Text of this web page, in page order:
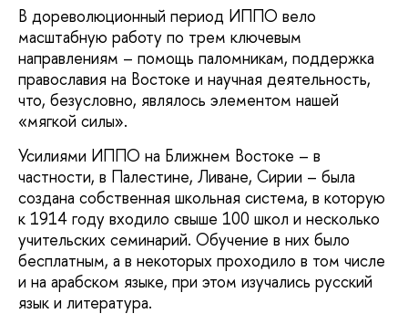
В дореволюционный период ИППО вело
масштабную работу по трем ключевым
направлениям – помощь паломникам, поддержка
православия на Востоке и научная деятельность,
что, безусловно, являлось элементом нашей
«мягкой силы».
Усилиями ИППО на Ближнем Востоке – в
частности, в Палестине, Ливане, Сирии – была
создана собственная школьная система, в которую
к 1914 году входило свыше 100 школ и несколько
учительских семинарий. Обучение в них было
бесплатным, а в некоторых проходило в том числе
и на арабском языке, при этом изучались русский
язык и литература.